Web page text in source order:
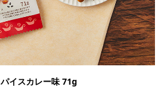
イスカレー味 71g